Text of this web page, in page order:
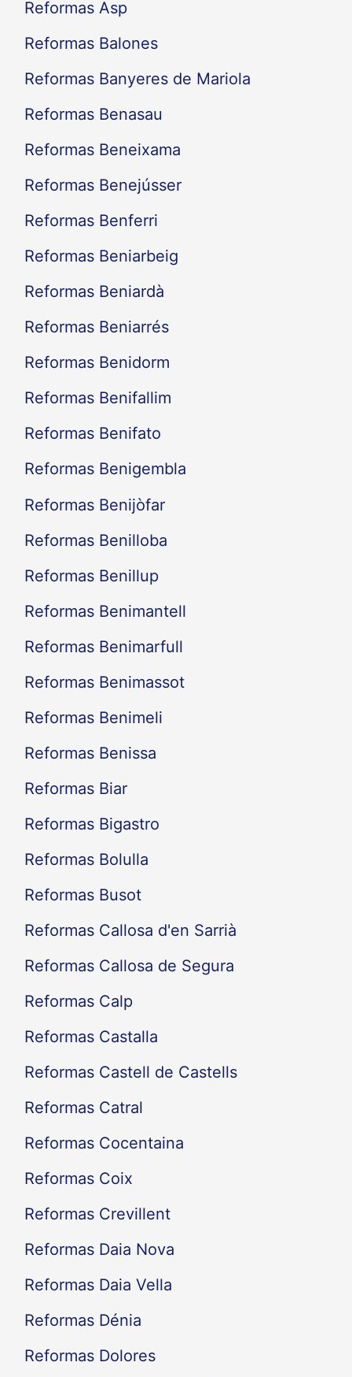
Reformas Asp
Reformas Balones
Reformas Banyeres de Mariola
Reformas Benasau
Reformas Beneixama
Reformas Benejússer
Reformas Benferri
Reformas Beniarbeig
Reformas Beniardà
Reformas Beniarrés
Reformas Benidorm
Reformas Benifallim
Reformas Benifato
Reformas Benigembla
Reformas Benijòfar
Reformas Benilloba
Reformas Benillup
Reformas Benimantell
Reformas Benimarfull
Reformas Benimassot
Reformas Benimeli
Reformas Benissa
Reformas Biar
Reformas Bigastro
Reformas Bolulla
Reformas Busot
Reformas Callosa d'en Sarrià
Reformas Callosa de Segura
Reformas Calp
Reformas Castalla
Reformas Castell de Castells
Reformas Catral
Reformas Cocentaina
Reformas Coix
Reformas Crevillent
Reformas Daia Nova
Reformas Daia Vella
Reformas Dénia
Reformas Dolores